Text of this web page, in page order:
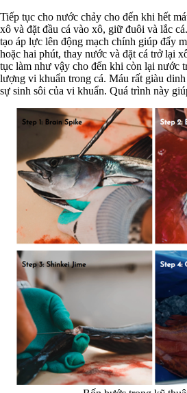
Tiếp tục cho nước chảy cho đến khi hết
xô và đặt đầu cá vào xô, giữ đuôi và lắc
tạo áp lực lên động mạch chính giúp đẩy
hoặc hai phút, thay nước và đặt cá trở lại
tục làm như vậy cho đến khi còn lại nước
lượng vi khuẩn trong cá. Máu rất giàu
sự sinh sôi của vi khuẩn. Quá trình này